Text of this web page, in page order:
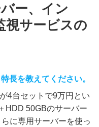
ー、イン
視サービスの
長を教えてください。
4台セットで9万円とい
HDD 50GBのサーバー
に専用サーバーを使っ